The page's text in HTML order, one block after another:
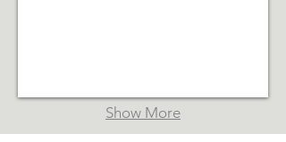
Show More